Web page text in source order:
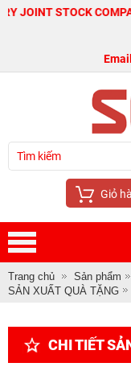
COMPANY
Giỏ
Trang chủ Sản phẩm
SẢN XUẤT QUÀ TẶNG
CHI TIẾT